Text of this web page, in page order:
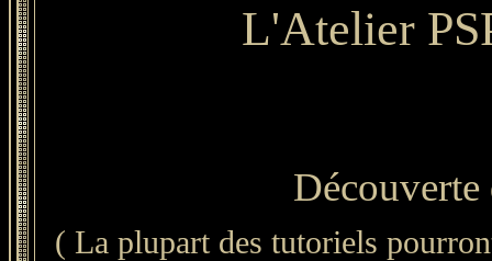
L'Atelier
( La plupart des tutoriels